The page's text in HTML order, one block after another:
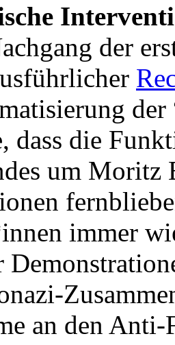
der
dass die
um Moritz
immer
an den